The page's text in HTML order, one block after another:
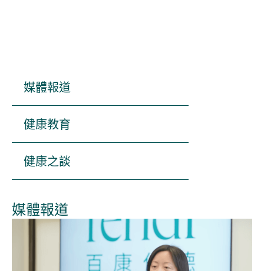
媒體報道
健康教育
健康之談
媒體報道